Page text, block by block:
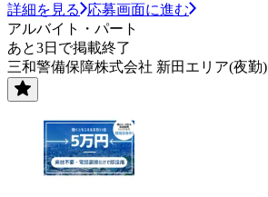
詳細を見る
応募画面に進む
アルバイト・パート
あと3日で掲載終了
三和警備保障株式会社 新田エリア(夜勤)